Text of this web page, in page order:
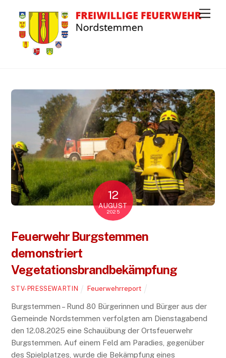
12
AUGUST
2025
Feuerwehr Burgstemmen
demonstriert
Vegetationsbrandbekämpfung
STV-PRESSEWARTIN Feuerwehrreport
Burgstemmen – Rund 80 Bürgerinnen und Bürger aus der
Gemeinde Nordstemmen verfolgten am Dienstagabend
den 12.08.2025 eine Schauübung der Ortsfeuerwehr
Burgstemmen. Auf einem Feld am Paradies, gegenüber
des Spielplatzes, wurde die Bekämpfung eines